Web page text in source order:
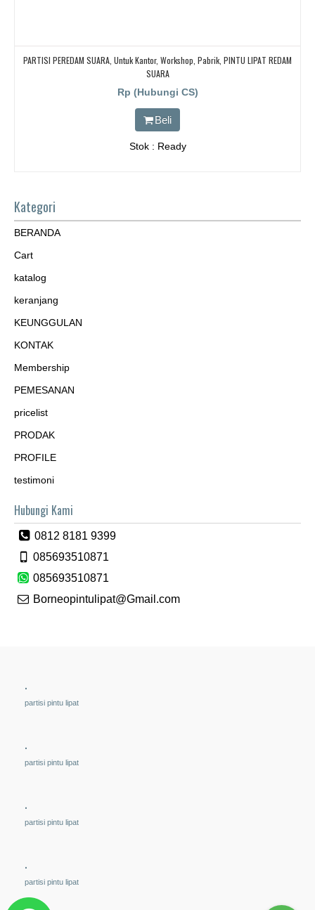
PARTISI PEREDAM SUARA, Untuk Kantor, Workshop, Pabrik, PINTU LIPAT REDAM
SUARA
Rp (Hubungi CS)
Beli
Stok : Ready
Kategori
BERANDA
Cart
katalog
keranjang
KEUNGGULAN
KONTAK
Membership
PEMESANAN
pricelist
PRODAK
PROFILE
testimoni
Hubungi Kami
0812 8181 9399
085693510871
085693510871
Borneopintulipat@Gmail.com
.
partisi pintu lipat
.
partisi pintu lipat
.
partisi pintu lipat
.
partisi pintu lipat